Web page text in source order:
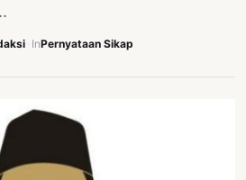
InPernyataan Sikap